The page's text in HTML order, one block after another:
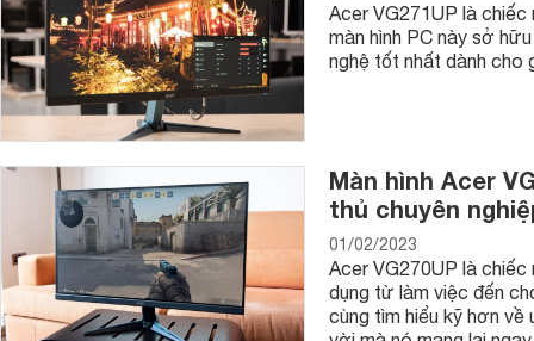
Acer VG271UP là
màn hình PC này sở
nghệ tốt nhất dành cho
Màn hình Acer
thủ chuyên
01/02/2023
Acer VG270UP là
dụng từ làm việc đến
cùng tìm hiểu kỹ hơn